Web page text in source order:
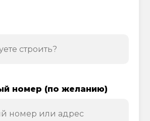
номер (по желанию)